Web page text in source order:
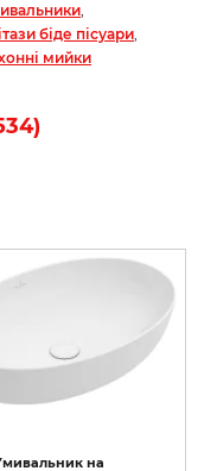
,
біде пісуари,
мийки
на